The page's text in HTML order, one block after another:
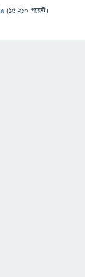
(15,210 পয়েন্ট)